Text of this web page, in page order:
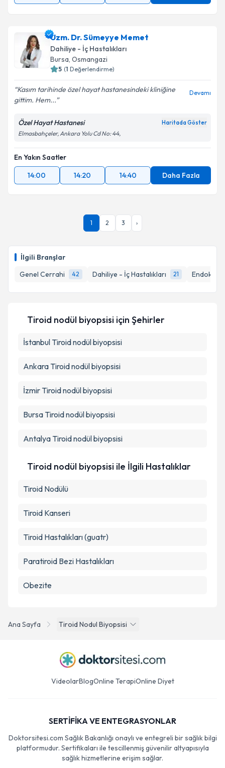
İlgili Branşlar
Genel Cerrahi
42 Dahiliye - İç Hastalıkları 21
Uzm. Dr. Sümeyye Memet
Dahiliye - İç Hastalıkları
Bursa, Osmangazi
5 (1 Değerlendirme)
Kasım tarihinde özel hayat hastanesindeki kliniğine
gittim. Hem...
Devamı
Özel Hayat Hastanesi Haritada Göster
Elmasbahçeler, Ankara Yolu Cd No: 44,
En Yakın Saatler
14:00
14:20 14:40 Daha Fazla
1 2 3 ›
Ana Sayfa Tiroid Nodul Biyopsisi
Tiroid nodül biyopsisi için Şehirler
İstanbul Tiroid nodül biyopsisi
Ankara Tiroid nodül biyopsisi
İzmir Tiroid nodül biyopsisi
Bursa Tiroid nodül biyopsisi
Antalya Tiroid nodül biyopsisi
Tiroid nodül biyopsisi ile İlgili Hastalıklar
Tiroid Nodülü
Tiroid Kanseri
Tiroid Hastalıkları (guatr)
Paratiroid Bezi Hastalıkları
Obezite
VideolarBlogOnline TerapiOnline Diyet
SERTİFİKA VE ENTEGRASYONLAR
Doktorsitesi.com Sağlık Bakanlığı onaylı ve entegreli bir sağlık bilgi
platformudur. Sertifikaları ile tescillenmiş güvenilir altyapısıyla
sağlık hizmetlerine erişim sağlar.